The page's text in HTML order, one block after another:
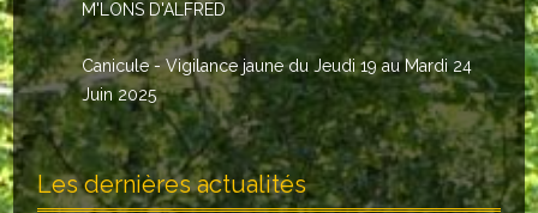
Les commissions
Les comptes rendus
Le personnel communal
L'Echo de Nuaillé
M'LONS D'ALFRED
Canicule - Vigilance jaune du Jeudi 19 au Mardi 24
Juin 2025
Les dernières actualités